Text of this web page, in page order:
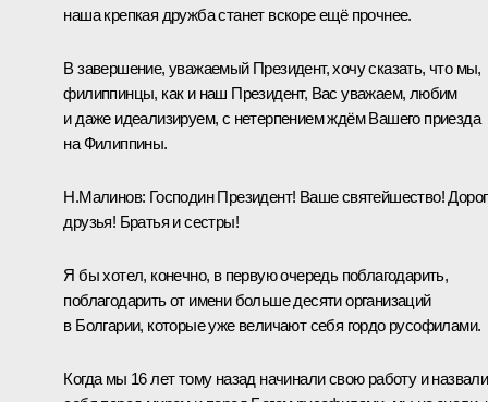
наша крепкая дружба станет вскоре ещё прочнее.
В завершение, уважаемый Президент, хочу сказать, что мы,
филиппинцы, как и наш Президент, Вас уважаем, любим
и даже идеализируем, с нетерпением ждём Вашего приезда
на Филиппины.
Н.Малинов: Господин Президент! Ваше святейшество!
друзья! Братья и сестры!
Я бы хотел, конечно, в первую очередь поблагодарить,
поблагодарить от имени больше десяти организаций
в Болгарии, которые уже величают себя гордо русофилами.
Когда мы 16 лет тому назад начинали свою работу и назвали